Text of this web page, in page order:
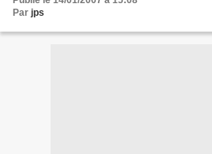
Par jps